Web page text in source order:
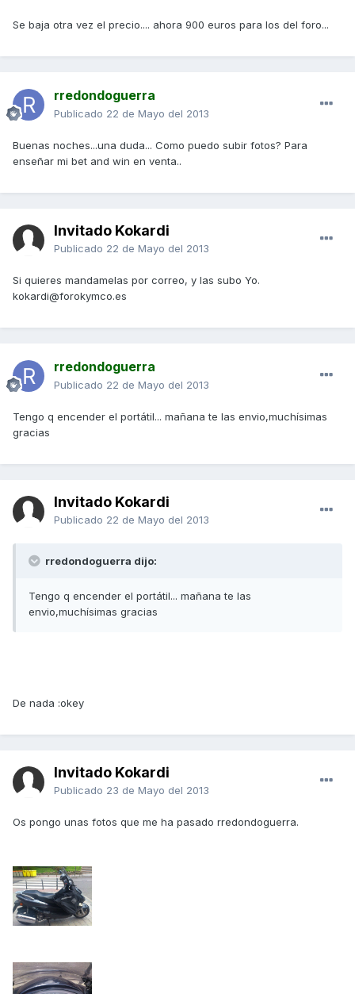
Se baja otra vez el precio.... ahora 900 euros para los del foro...
rredondoguerra
Publicado 22 de Mayo del 2013
Buenas noches...una duda... Como puedo subir fotos? Para
enseñar mi bet and win en venta..
Invitado Kokardi
Publicado 22 de Mayo del 2013
Si quieres mandamelas por correo, y las subo Yo.
kokardi@forokymco.es
rredondoguerra
Publicado 22 de Mayo del 2013
Tengo q encender el portátil... mañana te las envio,muchísimas
gracias
Invitado Kokardi
Publicado 22 de Mayo del 2013
rredondoguerra dijo:
Tengo q encender el portátil... mañana te las
envio,muchísimas gracias
De nada :okey
Invitado Kokardi
Publicado 23 de Mayo del 2013
Os pongo unas fotos que me ha pasado rredondoguerra.